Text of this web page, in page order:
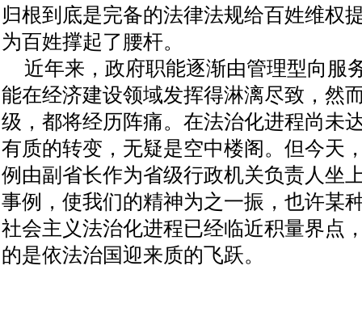
归根到底是完备的法律法规给百姓维权
为百姓撑起了腰杆。
近年来，政府职能逐渐由管理型向服
能在经济建设领域发挥得淋漓尽致，然
级，都将经历阵痛。在法治化进程尚未
有质的转变，无疑是空中楼阁。但今天
例由副省长作为省级行政机关负责人坐
事例，使我们的精神为之一振，也许某
社会主义法治化进程已经临近积量界点
的是依法治国迎来质的飞跃。